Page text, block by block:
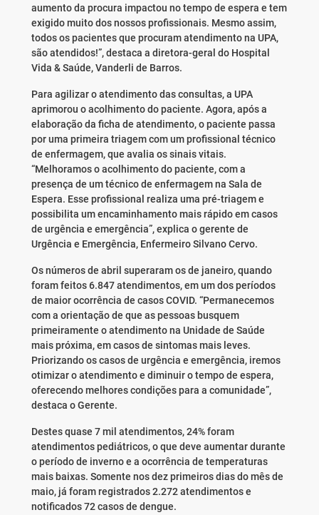
aumento da procura impactou no tempo de espera e tem
exigido muito dos nossos profissionais. Mesmo assim,
todos os pacientes que procuram atendimento na UPA,
são atendidos!”, destaca a diretora-geral do Hospital
Vida & Saúde, Vanderli de Barros.
Para agilizar o atendimento das consultas, a UPA
aprimorou o acolhimento do paciente. Agora, após a
elaboração da ficha de atendimento, o paciente passa
por uma primeira triagem com um profissional técnico
de enfermagem, que avalia os sinais vitais.
“Melhoramos o acolhimento do paciente, com a
presença de um técnico de enfermagem na Sala de
Espera. Esse profissional realiza uma pré-triagem e
possibilita um encaminhamento mais rápido em casos
de urgência e emergência”, explica o gerente de
Urgência e Emergência, Enfermeiro Silvano Cervo.
Os números de abril superaram os de janeiro, quando
foram feitos 6.847 atendimentos, em um dos períodos
de maior ocorrência de casos COVID. “Permanecemos
com a orientação de que as pessoas busquem
primeiramente o atendimento na Unidade de Saúde
mais próxima, em casos de sintomas mais leves.
Priorizando os casos de urgência e emergência, iremos
otimizar o atendimento e diminuir o tempo de espera,
oferecendo melhores condições para a comunidade”,
destaca o Gerente.
Destes quase 7 mil atendimentos, 24% foram
atendimentos pediátricos, o que deve aumentar durante
o período de inverno e a ocorrência de temperaturas
mais baixas. Somente nos dez primeiros dias do mês de
maio, já foram registrados 2.272 atendimentos e
notificados 72 casos de dengue.